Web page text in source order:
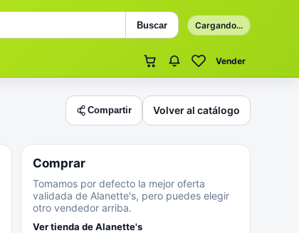
Buscar Cargando...
Vender
Compartir Volver al catálogo
Comprar
Tomamos por defecto la mejor oferta
validada de Alanette's, pero puedes elegir
otro vendedor arriba.
Ver tienda deAlanette's